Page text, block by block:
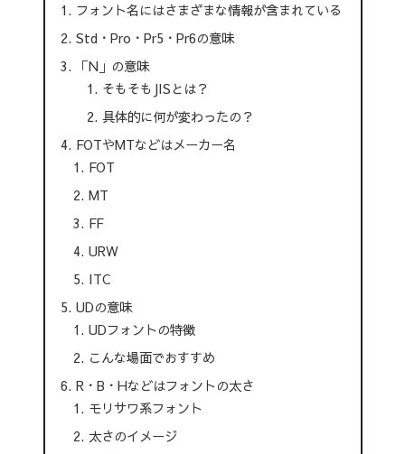
フォント名にはさまざまな情報が含まれている
Std・Pro・Pr5・Pr6の意味
「N」の意味
そもそもJISとは？
具体的に何が変わったの？
FOTやMTなどはメーカー名
FOT
MT
FF
URW
ITC
UDの意味
UDフォントの特徴
こんな場面でおすすめ
R・B・Hなどはフォントの太さ
モリサワ系フォント
太さのイメージ